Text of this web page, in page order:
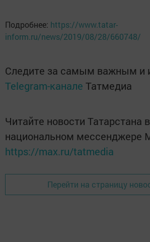
Подробнее: https://www.tatar-
inform.ru/news/2019/08/28/660748/
Следите за самым важным и
Telegram-канале Татмедиа
Читайте новости Татарстана в
национальном мессенджере
https://max.ru/tatmedia
Перейти на страницу